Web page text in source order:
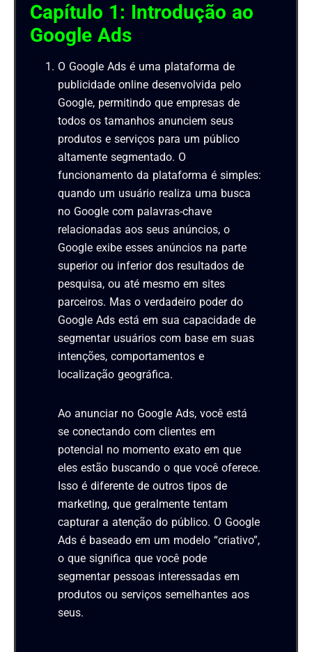
Capítulo 1: Introdução ao
Google Ads
O Google Ads é uma plataforma de
publicidade online desenvolvida pelo
Google, permitindo que empresas de
todos os tamanhos anunciem seus
produtos e serviços para um público
altamente segmentado. O
funcionamento da plataforma é simples:
quando um usuário realiza uma busca
no Google com palavras-chave
relacionadas aos seus anúncios, o
Google exibe esses anúncios na parte
superior ou inferior dos resultados de
pesquisa, ou até mesmo em sites
parceiros. Mas o verdadeiro poder do
Google Ads está em sua capacidade de
segmentar usuários com base em suas
intenções, comportamentos e
localização geográfica.
Ao anunciar no Google Ads, você está
se conectando com clientes em
potencial no momento exato em que
eles estão buscando o que você oferece.
Isso é diferente de outros tipos de
marketing, que geralmente tentam
capturar a atenção do público. O Google
Ads é baseado em um modelo “criativo”,
o que significa que você pode
segmentar pessoas interessadas em
produtos ou serviços semelhantes aos
seus.